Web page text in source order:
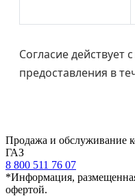
Согласие действует
предоставления в
Продажа и обслуживание
ГАЗ
8 800 511 76 07
*Информация,
офертой.